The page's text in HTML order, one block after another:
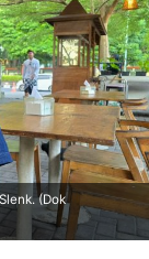
(Dok